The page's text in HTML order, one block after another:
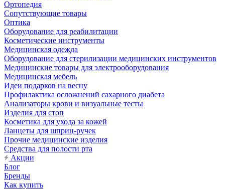
Ортопедия
Сопутствующие товары
Оптика
Оборудование для реабилитации
Косметические инструменты
Медицинская одежда
Оборудование для стерилизации медицинских инструментов
Медицинские товары для электрооборудования
Медицинская мебель
Идеи подарков на весну
Профилактика осложнений сахарного диабета
Анализаторы крови и визуальные тесты
Изделия для стоп
Косметика для ухода за кожей
Ланцеты для шприц-ручек
Прочие медицинские изделия
Средства для полости рта
Акции
Блог
Бренды
Как купить